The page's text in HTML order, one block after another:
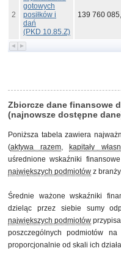
2
gotowych
posiłków i
dań
(PKD 10.85.Z)
139 760
Zbiorcze dane finansowe
(najnowsze dostępne
Poniższa tabela zawiera
(aktywa razem, kapitały
uśrednione wskaźniki
największych podmiotów z
Średnie ważone wskaźniki
dzieląc przez siebie sumy
największych podmiotów
poszczególnych podmiotów
proporcjonalnie od skali ich